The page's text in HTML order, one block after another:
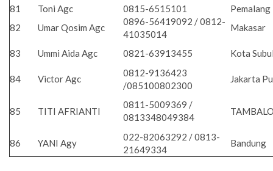
81
Toni Agc 0815-6515101
Pemalang
82
Umar Qosim Agc
0896-56419092 / 0812-
41035014
Makasar
83 Ummi Aida Agc 0821-63913455 Kota
84 Victor Agc
0812-9136423
/085100802300
Jakarta
85 TITI AFRIANTI
0811-5009369 /
0813348049384
86 YANI Agy
022-82063292 / 0813-
21649334
Bandung